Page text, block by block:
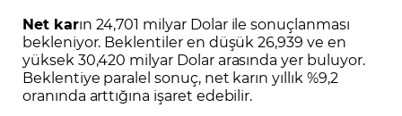
Net karın 24,701 milyar Dolar ile sonuçlanması
bekleniyor. Beklentiler en düşük 26,939 ve en
yüksek 30,420 milyar Dolar arasında yer buluyor.
Beklentiye paralel sonuç, net karın yıllık %9,2
oranında arttığına işaret edebilir.